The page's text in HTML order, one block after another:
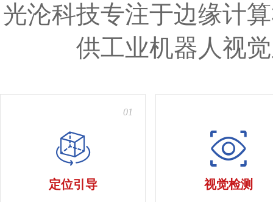
光沦科技专注于边缘计
供工业机器人视
01
定位引导 视觉检测